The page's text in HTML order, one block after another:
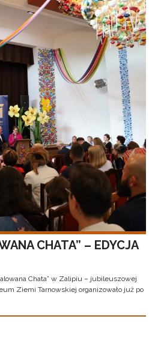
CHATA” – EDYCJA
Chata” w Zalipiu – jubileuszowej
Ziemi Tarnowskiej organizowało już po